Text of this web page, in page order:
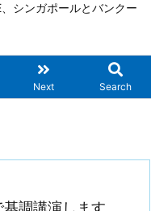
シンガポールとバンクー
Next Search
調講演します